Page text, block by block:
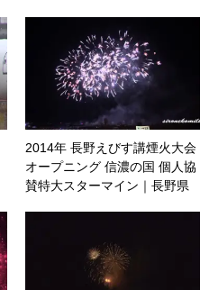
2014年 長野えびす講煙火大会
オープニング 信濃の国 個人協
賛特大スターマイン｜長野県